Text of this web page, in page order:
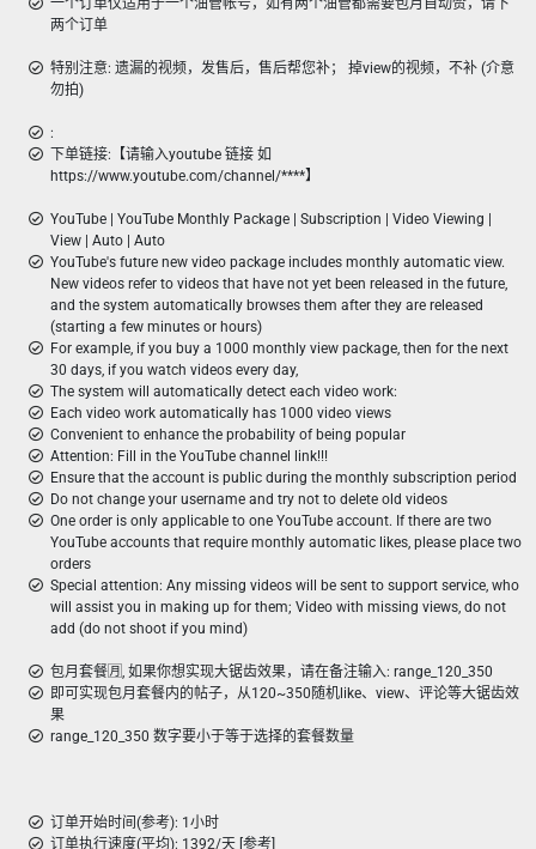
一个订单仅适用于一个油管帐号，如有两个油管都需要包月自动赞，请下
两个订单
特别注意: 遗漏的视频，发售后，售后帮您补； 掉view的视频，不补 (介意
勿拍)
:
下单链接:【请输入youtube 链接 如
https://www.youtube.com/channel/****】
YouTube | YouTube Monthly Package | Subscription | Video Viewing |
View | Auto | Auto
YouTube's future new video package includes monthly automatic view.
New videos refer to videos that have not yet been released in the future,
and the system automatically browses them after they are released
(starting a few minutes or hours)
For example, if you buy a 1000 monthly view package, then for the next
30 days, if you watch videos every day,
The system will automatically detect each video work:
Each video work automatically has 1000 video views
Convenient to enhance the probability of being popular
Attention: Fill in the YouTube channel link!!!
Ensure that the account is public during the monthly subscription period
Do not change your username and try not to delete old videos
One order is only applicable to one YouTube account. If there are two
YouTube accounts that require monthly automatic likes, please place two
orders
Special attention: Any missing videos will be sent to support service, who
will assist you in making up for them; Video with missing views, do not
add (do not shoot if you mind)
包月套餐🈷️, 如果你想实现大锯齿效果，请在备注输入: range_120_350
即可实现包月套餐内的帖子，从120~350随机like、view、评论等大锯齿效
果
range_120_350 数字要小于等于选择的套餐数量
订单开始时间(参考): 1小时
订单执行速度(平均): 1392/天 [参考]